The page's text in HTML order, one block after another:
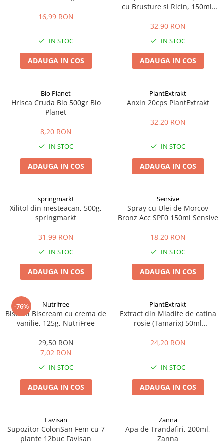
16,99 RON
IN STOC
ADAUGA IN COS
cu Brusture si Ricin, 150ml,
32,90 RON
IN STOC
ADAUGA IN COS
Bio Planet
Hrisca Cruda Bio 500gr Bio
Planet
8,20 RON
IN STOC
ADAUGA IN COS
PlantExtrakt
Anxin 20cps PlantExtrakt
32,20 RON
IN STOC
ADAUGA IN COS
springmarkt
Xilitol din mesteacan, 500g,
springmarkt
31,99 RON
IN STOC
ADAUGA IN COS
Sensive
Spray cu Ulei de Morcov
Bronz Acc SPF0 150ml Sensive
18,20 RON
IN STOC
ADAUGA IN COS
-76% Nutrifree
Biscuiti Biscream cu crema de
vanilie, 125g, NutriFree
29,50 RON
7,02 RON
IN STOC
ADAUGA IN COS
PlantExtrakt
Extract din Mladite de catina
rosie (Tamarix) 50ml
24,20 RON
IN STOC
ADAUGA IN COS
Favisan
Supozitor ColonSan Fem cu 7
plante 12buc Favisan
Zanna
Apa de Trandafiri, 200ml,
Zanna